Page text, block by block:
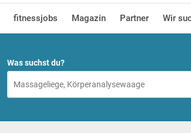
fitnessjobs Magazin Partner Wir
Was suchst du?